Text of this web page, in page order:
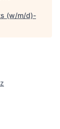
(w/m/d)-